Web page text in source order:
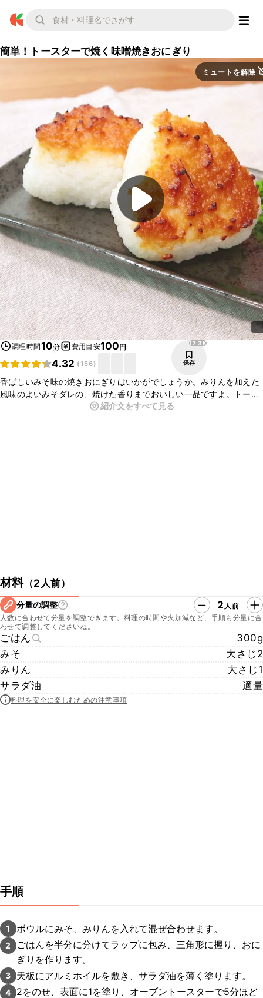
簡単！トースターで焼く味噌焼きおにぎり
ミュートを解除
調理時間10分 費用目安100円
4.32 (156)
12.3K
保存
香ばしいみそ味の焼きおにぎりはいかがでしょうか。みりんを加えた
風味のよいみそダレの、焼けた香りまでおいしい一品ですよ。トース
ターで簡単にできるのもうれしいポイント。朝ごはんや夜食などにお
紹介文をすべて見る
材料（2人前）
分量の調整 2 人前
人数に合わせて分量を調整できます。料理の時間や火加減など、手順も分量に合
わせて調整してくださいね。
ごはん
300g
みそ
大さじ2
みりん
大さじ1
サラダ油
適量
料理を安全に楽しむための注意事項
手順
1 ボウルにみそ、みりんを入れて混ぜ合わせます。
2
ごはんを半分に分けてラップに包み、三角形に握り、おに
ぎりを作ります。
3 天板にアルミホイルを敷き、サラダ油を薄く塗ります。
4
2をのせ、表面に1を塗り、オーブントースターで5分ほど